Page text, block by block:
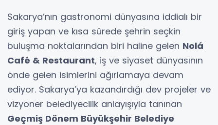
Sakarya’nın gastronomi dünyasına iddialı bir
giriş yapan ve kısa sürede şehrin seçkin
buluşma noktalarından biri haline gelen Nolá
Café & Restaurant, iş ve siyaset dünyasının
önde gelen isimlerini ağırlamaya devam
ediyor. Sakarya’ya kazandırdığı dev projeler ve
vizyoner belediyecilik anlayışıyla tanınan
Geçmiş Dönem Büyükşehir Belediye